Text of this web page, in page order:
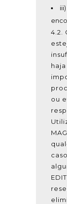
4.2.
ou